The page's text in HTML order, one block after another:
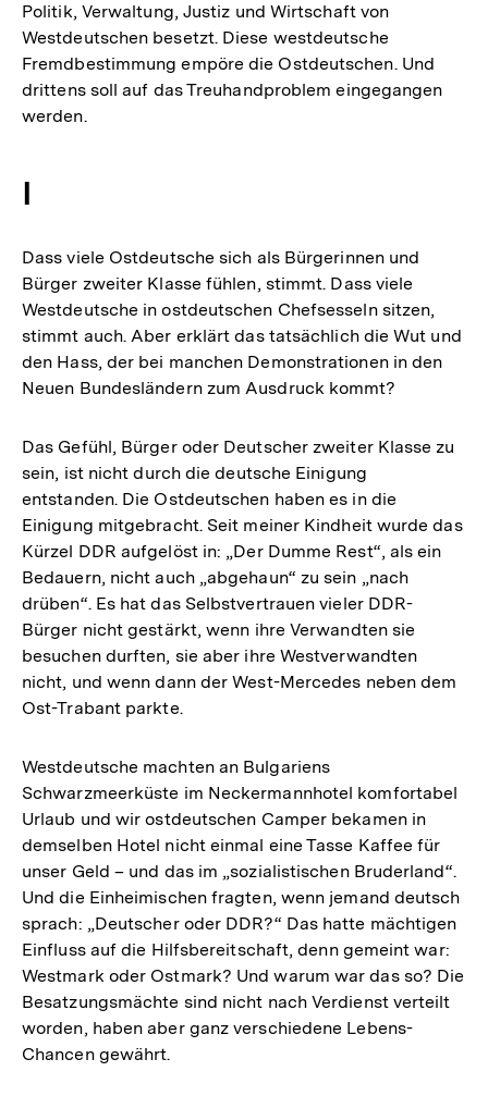
Politik, Verwaltung, Justiz und Wirtschaft von
Westdeutschen besetzt. Diese westdeutsche
Fremdbestimmung empöre die Ostdeutschen. Und
drittens soll auf das Treuhandproblem eingegangen
werden.
I
Dass viele Ostdeutsche sich als Bürgerinnen und
Bürger zweiter Klasse fühlen, stimmt. Dass viele
Westdeutsche in ostdeutschen Chefsesseln sitzen,
stimmt auch. Aber erklärt das tatsächlich die Wut und
den Hass, der bei manchen Demonstrationen in den
Neuen Bundesländern zum Ausdruck kommt?
Das Gefühl, Bürger oder Deutscher zweiter Klasse zu
sein, ist nicht durch die deutsche Einigung
entstanden. Die Ostdeutschen haben es in die
Einigung mitgebracht. Seit meiner Kindheit wurde das
Kürzel DDR aufgelöst in: „Der Dumme Rest“, als ein
Bedauern, nicht auch „abgehaun“ zu sein „nach
drüben“. Es hat das Selbstvertrauen vieler DDR-
Bürger nicht gestärkt, wenn ihre Verwandten sie
besuchen durften, sie aber ihre Westverwandten
nicht, und wenn dann der West-Mercedes neben dem
Ost-Trabant parkte.
Westdeutsche machten an Bulgariens
Schwarzmeerküste im Neckermannhotel komfortabel
Urlaub und wir ostdeutschen Camper bekamen in
demselben Hotel nicht einmal eine Tasse Kaffee für
unser Geld – und das im „sozialistischen Bruderland“.
Und die Einheimischen fragten, wenn jemand deutsch
sprach: „Deutscher oder DDR?“ Das hatte mächtigen
Einfluss auf die Hilfsbereitschaft, denn gemeint war:
Westmark oder Ostmark? Und warum war das so? Die
Besatzungsmächte sind nicht nach Verdienst verteilt
worden, haben aber ganz verschiedene Lebens-
Chancen gewährt.